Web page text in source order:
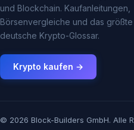
und Blockchain. Kaufanleitungen,
Börsenvergleiche und das größte
deutsche Krypto-Glossar.
Krypto kaufen →
© 2026 Block-Builders GmbH. Alle